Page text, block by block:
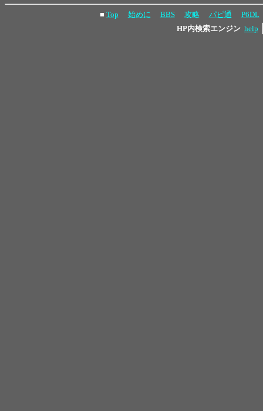
■ Top 始めに BBS 攻略 パピ通
P6DL
HP内検索エンジン help